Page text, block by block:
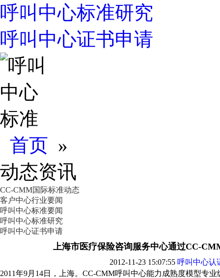
呼叫中心标准研究
呼叫中心证书申请
首页 »
动态资讯
CC-CMM国际标准动态
客户中心行业要闻
呼叫中心标准要闻
呼叫中心标准研究
呼叫中心证书申请
上海市医疗保险咨询服务中心通过CC-
2012-11-23 15:07:55 呼叫中心认
2011年9月14日，上海。CC-CMM呼叫中心能力成熟度模型专